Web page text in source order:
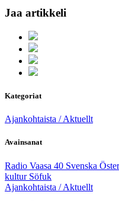
Jaa artikkeli
Kategoriat
Ajankohtaista / Aktuellt
Avainsanat
Radio Vaasa 40 Svenska
kultur Söfuk
Ajankohtaista / Aktuellt